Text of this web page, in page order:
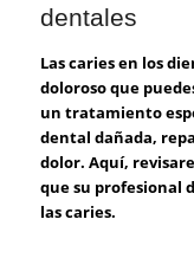
dentales
Las caries en los
doloroso que
un tratamiento
dental dañada,
dolor. Aquí,
que su profesional
las caries.